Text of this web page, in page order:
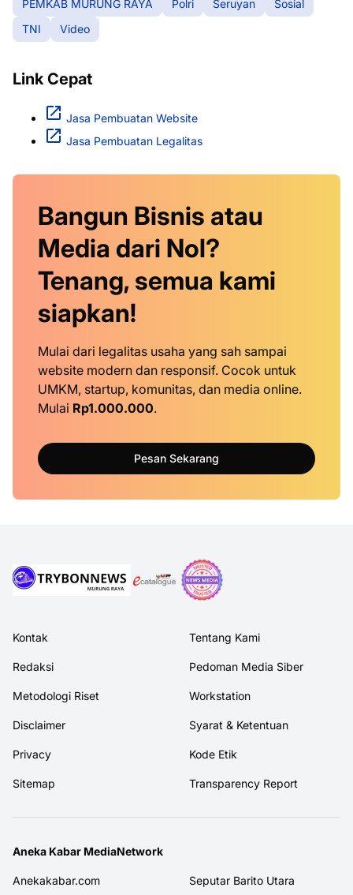
PEMKAB MURUNG RAYA
Polri Seruyan
Sosial
TNI
Video
Link Cepat
Jasa Pembuatan Website
Jasa Pembuatan Legalitas
Bangun Bisnis atau
Media dari Nol?
Tenang, semua kami
siapkan!
Mulai dari legalitas usaha yang sah sampai
website modern dan responsif. Cocok untuk
UMKM, startup, komunitas, dan media online.
Mulai Rp1.000.000.
Pesan Sekarang
Kontak Tentang Kami
Redaksi Pedoman Media Siber
Metodologi Riset Workstation
Disclaimer Syarat & Ketentuan
Privacy Kode Etik
Sitemap Transparency Report
Aneka Kabar MediaNetwork
Anekakabar.com Seputar Barito Utara